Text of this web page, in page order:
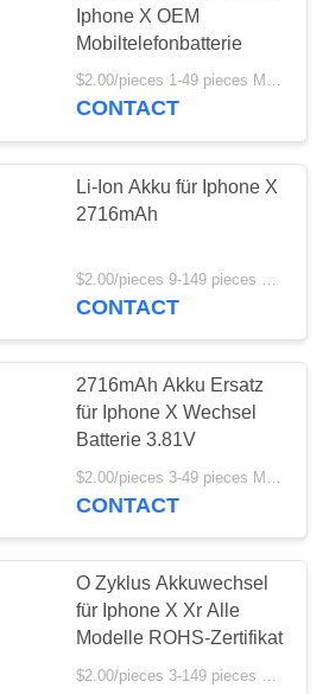
Iphone X OEM
Mobiltelefonbatterie
$2.00/pieces 1-49 pieces MOQ:3 Stücke
CONTACT
Li-Ion Akku für Iphone X
2716mAh
CONTACT
2716mAh Akku Ersatz
für Iphone X Wechsel
Batterie 3.81V
$2.00/pieces 3-49 pieces MOQ:3 Stücke
CONTACT
O Zyklus Akkuwechsel
für Iphone X Xr Alle
Modelle ROHS-Zertifikat
$2.00/pieces 3-149 pieces MOQ:3 Stücke